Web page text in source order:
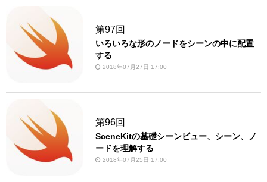
第97回
いろいろな形のノードをシーンの中に配置
する
2018年07月27日 17:00
第96回
SceneKitの基礎シーンビュー、シーン、ノ
ードを理解する
2018年07月25日 17:00